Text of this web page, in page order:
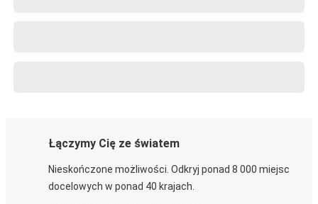
Łączymy Cię ze światem
Nieskończone możliwości. Odkryj ponad 8 000 miejsc
docelowych w ponad 40 krajach.